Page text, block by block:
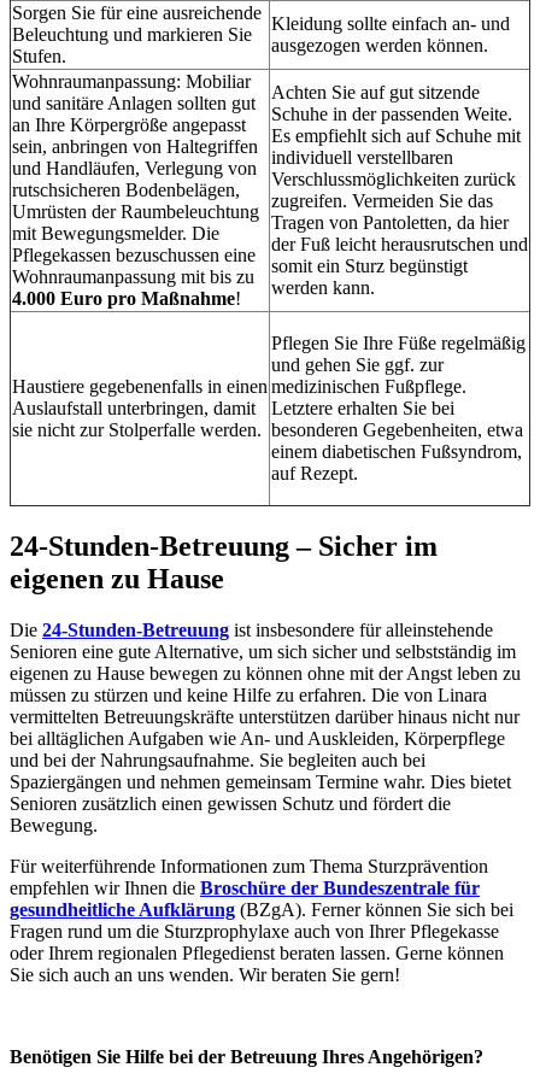
Sorgen Sie für eine ausreichende
Beleuchtung und markieren Sie
Stufen.
Kleidung sollte einfach an- und
ausgezogen werden können.
Wohnraumanpassung: Mobiliar
und sanitäre Anlagen sollten gut
an Ihre Körpergröße angepasst
sein, anbringen von Haltegriffen
und Handläufen, Verlegung von
rutschsicheren Bodenbelägen,
Umrüsten der Raumbeleuchtung
mit Bewegungsmelder. Die
Pflegekassen bezuschussen eine
Wohnraumanpassung mit bis zu
4.000 Euro pro Maßnahme!
Achten Sie auf gut sitzende
Schuhe in der passenden Weite.
Es empfiehlt sich auf Schuhe mit
individuell verstellbaren
Verschlussmöglichkeiten zurück
zugreifen. Vermeiden Sie das
Tragen von Pantoletten, da hier
der Fuß leicht herausrutschen und
somit ein Sturz begünstigt
werden kann.
Haustiere gegebenenfalls in einen
Auslaufstall unterbringen, damit
sie nicht zur Stolperfalle werden.
Pflegen Sie Ihre Füße regelmäßig
und gehen Sie ggf. zur
medizinischen Fußpflege.
Letztere erhalten Sie bei
besonderen Gegebenheiten, etwa
einem diabetischen Fußsyndrom,
auf Rezept.
24-Stunden-Betreuung – Sicher im
eigenen zu Hause
Die 24-Stunden-Betreuung ist insbesondere für alleinstehende
Senioren eine gute Alternative, um sich sicher und selbstständig im
eigenen zu Hause bewegen zu können ohne mit der Angst leben zu
müssen zu stürzen und keine Hilfe zu erfahren. Die von Linara
vermittelten Betreuungskräfte unterstützen darüber hinaus nicht nur
bei alltäglichen Aufgaben wie An- und Auskleiden, Körperpflege
und bei der Nahrungsaufnahme. Sie begleiten auch bei
Spaziergängen und nehmen gemeinsam Termine wahr. Dies bietet
Senioren zusätzlich einen gewissen Schutz und fördert die
Bewegung.
Für weiterführende Informationen zum Thema Sturzprävention
empfehlen wir Ihnen die Broschüre der Bundeszentrale für
gesundheitliche Aufklärung (BZgA). Ferner können Sie sich bei
Fragen rund um die Sturzprophylaxe auch von Ihrer Pflegekasse
oder Ihrem regionalen Pflegedienst beraten lassen. Gerne können
Sie sich auch an uns wenden. Wir beraten Sie gern!
Benötigen Sie Hilfe bei der Betreuung Ihres Angehörigen?